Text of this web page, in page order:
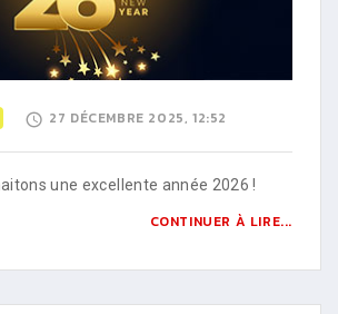
27 DÉCEMBRE 2025, 12:52
une excellente année 2026 !
CONTINUER À LIRE...